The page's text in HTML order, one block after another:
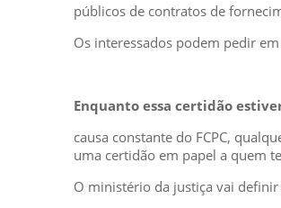
públicos de contratos de
Os interessados podem pedir
Enquanto essa certidão
causa constante do FCPC,
uma certidão em papel a quem
O ministério da justiça vai